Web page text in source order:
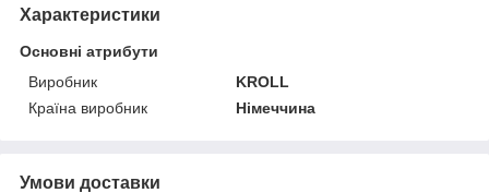
Характеристики
Основні атрибути
Виробник
KROLL
Країна виробник
Німеччина
Умови доставки